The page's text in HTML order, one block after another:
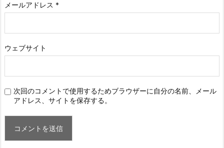
メールアドレス *
ウェブサイト
次回のコメントで使用するためブラウザーに自分の名前、メール
アドレス、サイトを保存する。